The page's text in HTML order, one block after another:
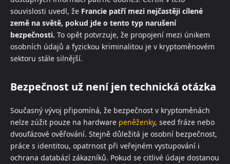
souvislosti uvedl, že Francie patří mezi nejčastěji cílené
země na světě, pokud jde o tento typ narušení
bezpečnosti. To opět potvrzuje, že propojení mezi únikem
osobních údajů a fyzickou kriminalitou je v kryptoměnovém
sektoru stále silnější.
Bezpečnost už není jen technická otázka
Současný vývoj připomíná, že bezpečnost v kryptoměnách
nelze zúžit pouze na hardware peněženky, seed fráze nebo
dvoufázové ověřování. Stejně důležitá je osobní bezpečnost,
práce s identitou, opatrnost při veřejném vystupování i
ochrana databází zákazníků. Pokud se citlivé údaje dostanou